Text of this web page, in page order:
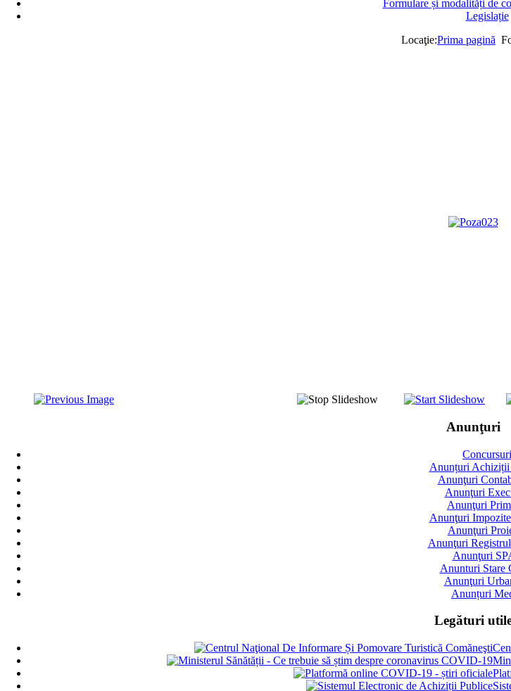
Formulare și modalități de
Legislație
Locaţie:Prima pagină
Anunţuri
Concursuri
Anunțuri Achiziții
Anunţuri
Anunţuri
Anunţuri
Anunţuri
Anunţuri
Anunţuri
Anunţuri
Anunturi Stare
Anunţuri
Anunțuri
Legături